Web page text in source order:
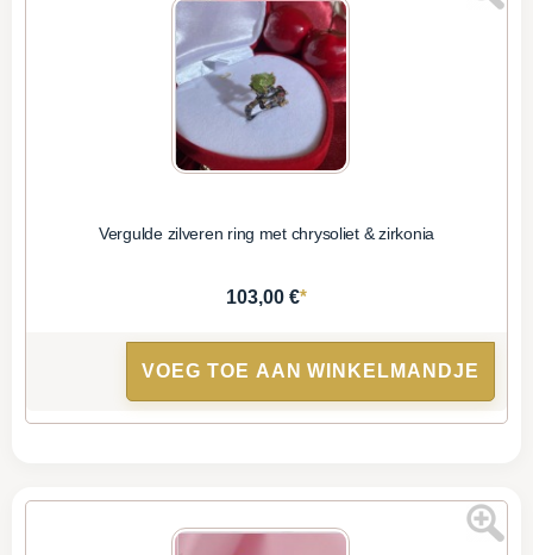
Vergulde zilveren ring met chrysoliet & zirkonia
103,00 €*
VOEG TOE AAN WINKELMANDJE